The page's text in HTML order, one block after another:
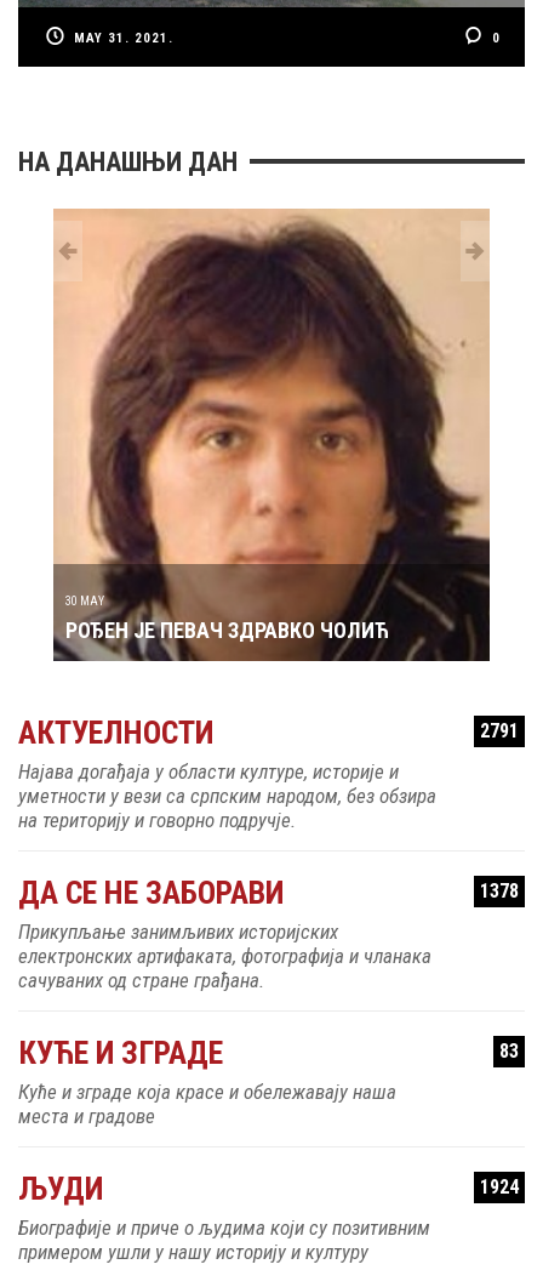
MAY 31. 2021. 0
НА ДАНАШЊИ ДАН
30 MAY
РОЂЕН ЈЕ ПЕВАЧ ЗДРАВКО ЧОЛИЋ
АКТУЕЛНОСТИ 2791
Најава догађаја у области културе, историје и
уметности у вези са српским народом, без обзира
на територију и говорно подручје.
ДА СЕ НЕ ЗАБОРАВИ 1378
Прикупљање занимљивих историјских
електронских артифаката, фотографија и чланака
сачуваних од стране грађана.
КУЋЕ И ЗГРАДЕ 83
Куће и зграде која красе и обележавају наша
места и градове
ЉУДИ 1924
Биографије и приче о људима који су позитивним
примером ушли у нашу историју и културу